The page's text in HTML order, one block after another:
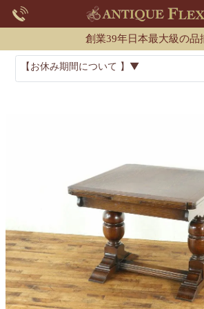
創業39年日本最大級の品
【お休み期間について 】▼